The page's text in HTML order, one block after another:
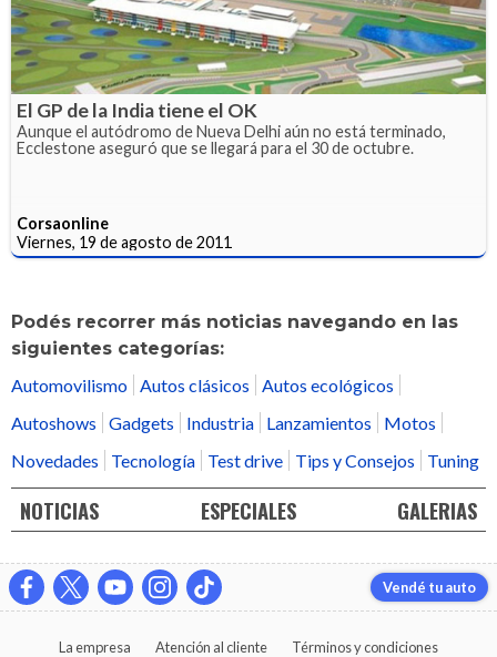
El GP de la India tiene el OK
Aunque el autódromo de Nueva Delhi aún no está terminado,
Ecclestone aseguró que se llegará para el 30 de octubre.
Corsaonline
Viernes, 19 de agosto de 2011
Podés recorrer más noticias navegando en las
siguientes categorías:
Automovilismo Autos clásicos
Autos ecológicos
Autoshows
Gadgets Industria Lanzamientos
Motos
Novedades
Tecnología Test drive Tips y Consejos Tuning
NOTICIAS ESPECIALES GALERIAS
Vendé tu auto
La empresa Atención al cliente Términos y condiciones